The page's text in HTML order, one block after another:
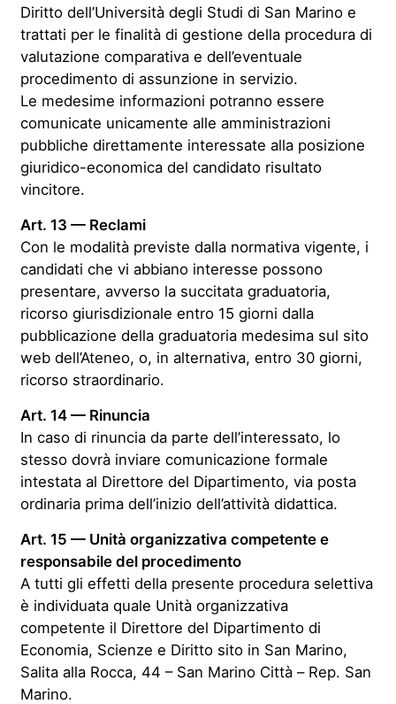
Diritto dell’Università degli Studi di San Marino e
trattati per le finalità di gestione della procedura di
valutazione comparativa e dell’eventuale
procedimento di assunzione in servizio.
Le medesime informazioni potranno essere
comunicate unicamente alle amministrazioni
pubbliche direttamente interessate alla posizione
giuridico-economica del candidato risultato
vincitore.
Art. 13 — Reclami
Con le modalità previste dalla normativa vigente, i
candidati che vi abbiano interesse possono
presentare, avverso la succitata graduatoria,
ricorso giurisdizionale entro 15 giorni dalla
pubblicazione della graduatoria medesima sul sito
web dell’Ateneo, o, in alternativa, entro 30 giorni,
ricorso straordinario.
Art. 14 — Rinuncia
In caso di rinuncia da parte dell’interessato, lo
stesso dovrà inviare comunicazione formale
intestata al Direttore del Dipartimento, via posta
ordinaria prima dell’inizio dell’attività didattica.
Art. 15 — Unità organizzativa competente e
responsabile del procedimento
A tutti gli effetti della presente procedura selettiva
è individuata quale Unità organizzativa
competente il Direttore del Dipartimento di
Economia, Scienze e Diritto sito in San Marino,
Salita alla Rocca, 44 – San Marino Città – Rep. San
Marino.